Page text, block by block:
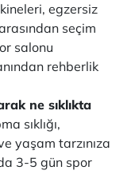
egzersiz
seçim
salonu
rehberlik
ne sıklıkta
sıklığı,
yaşam tarzınıza
3-5 gün spor